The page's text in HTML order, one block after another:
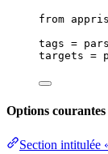
from
tags =
targets =
Options courantes
Section intitulée